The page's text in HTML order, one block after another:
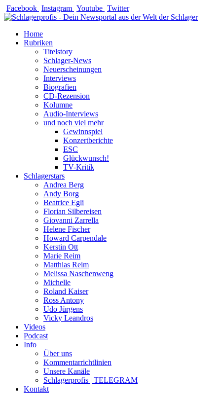
Zum
Inhalt
Facebook Instagram Youtube Twitter
Home
Rubriken
Titelstory
Schlager-News
Neuerscheinungen
Interviews
Biografien
CD-Rezension
Kolumne
Audio-Interviews
und noch viel mehr
Gewinnspiel
Konzertberichte
ESC
Glückwunsch!
TV-Kritik
Schlagerstars
Andrea Berg
Andy Borg
Beatrice Egli
Florian Silbereisen
Giovanni Zarrella
Helene Fischer
Howard Carpendale
Kerstin Ott
Marie Reim
Matthias Reim
Melissa Naschenweng
Michelle
Roland Kaiser
Ross Antony
Udo Jürgens
Vicky Leandros
Videos
Podcast
Info
Über uns
Kommentarrichtlinien
Unsere Kanäle
Schlagerprofis | TELEGRAM
Kontakt